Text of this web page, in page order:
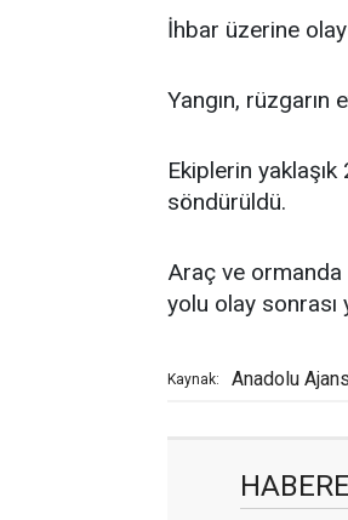
İhbar üzerine
Yangın, rüzgarın
Ekiplerin
söndürüldü.
Araç ve ormanda
yolu olay sonrası
Kaynak: Anadolu
HABERE